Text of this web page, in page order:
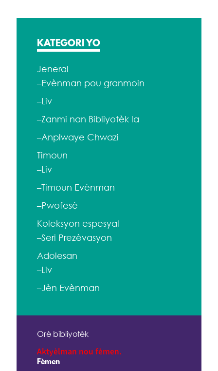
KATEGORI YO
Jeneral
–Evènman pou granmoin
–Liv
–Zanmi nan Bibliyotèk la
–Anplwaye Chwazi
Timoun
–Liv
–Timoun Evènman
–Pwofesè
Koleksyon espesyal
–Seri Prezèvasyon
Adolesan
–Liv
–Jèn Evènman
Orè bibliyotèk
Aktyèlman nou fèmen.
Fèmen